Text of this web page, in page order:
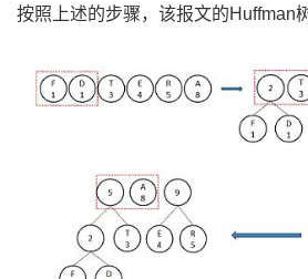
按照上述的步骤，该报文的Huffman